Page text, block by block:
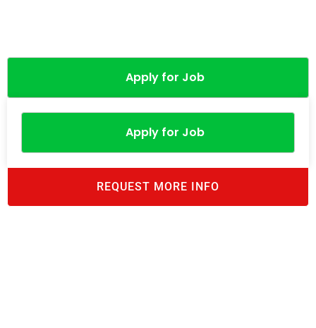
Apply for Job
Apply for Job
REQUEST MORE INFO